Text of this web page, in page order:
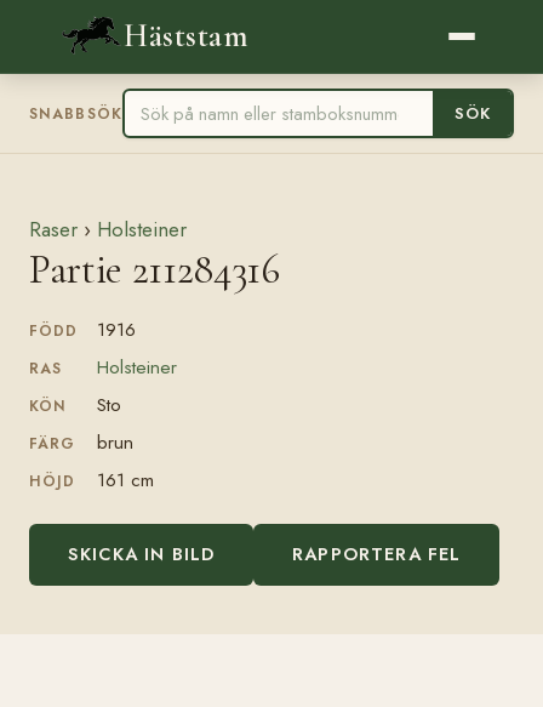
Häststam
SNABBSÖK SÖK
Raser › Holsteiner
Partie 211284316
FÖDD 1916
RAS Holsteiner
KÖN Sto
FÄRG brun
HÖJD 161 cm
SKICKA IN BILD RAPPORTERA FEL